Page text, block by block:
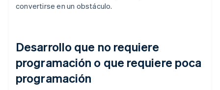
convertirse en un obstáculo.
Desarrollo que no requiere
programación o que requiere poca
programación